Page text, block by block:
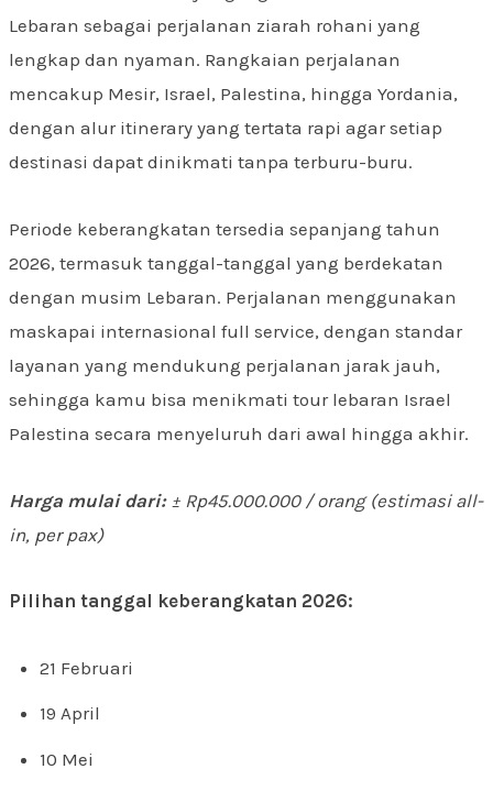
Lebaran sebagai perjalanan ziarah rohani yang
lengkap dan nyaman. Rangkaian perjalanan
mencakup Mesir, Israel, Palestina, hingga Yordania,
dengan alur itinerary yang tertata rapi agar setiap
destinasi dapat dinikmati tanpa terburu-buru.
Periode keberangkatan tersedia sepanjang tahun
2026, termasuk tanggal-tanggal yang berdekatan
dengan musim Lebaran. Perjalanan menggunakan
maskapai internasional full service, dengan standar
layanan yang mendukung perjalanan jarak jauh,
sehingga kamu bisa menikmati tour lebaran Israel
Palestina secara menyeluruh dari awal hingga akhir.
Harga mulai dari: ± Rp45.000.000 / orang (estimasi all-
in, per pax)
Pilihan tanggal keberangkatan 2026:
21 Februari
19 April
10 Mei